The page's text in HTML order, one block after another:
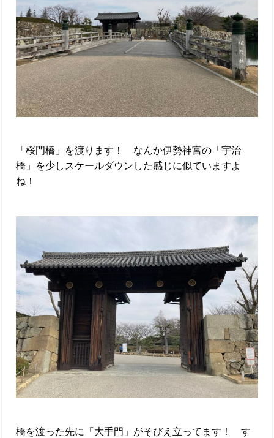
「桜門橋」を渡ります！ なんか伊勢神宮の「宇治
橋」を少しスケールダウンした感じに似ていますよ
ね！
橋を渡った先に「大手門」がそびえ立ってます！ す